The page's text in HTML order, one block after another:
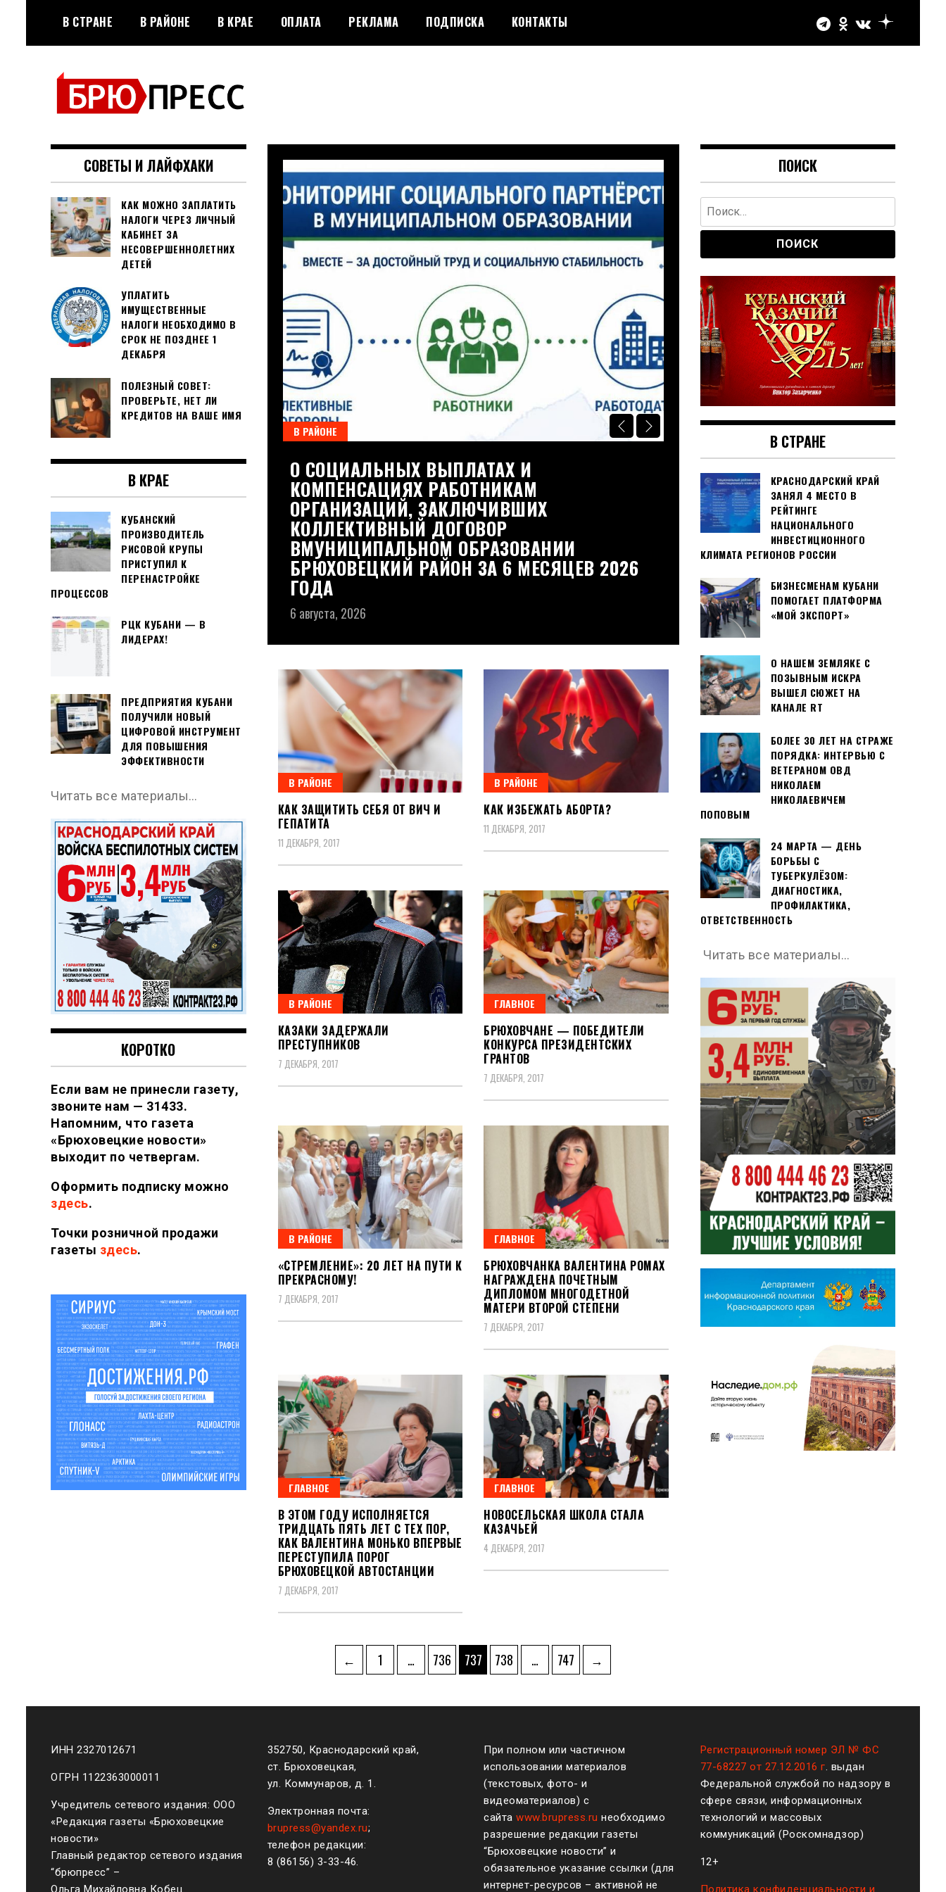
содержимому
В СТРАНЕ В РАЙОНЕ В КРАЕ ОПЛАТА РЕКЛАМА ПОДПИСКА КОНТАКТЫ
БРЮПРЕСС
Официальный сайт газеты
"Брюховецкие новости"
ГРАН-ПРИ: СТУДЕНТ
ЗАХАР ДРОНОВ ВЫШЕЛ В
КОНКУРСА
В РАЙОНЕ
О СОЦИАЛЬНЫХ ВЫПЛАТАХ И
КОМПЕНСАЦИЯХ РАБОТНИКАМ
ОРГАНИЗАЦИЙ, ЗАКЛЮЧИВШИХ
КОЛЛЕКТИВНЫЙ ДОГОВОР
ВМУНИЦИПАЛЬНОМ ОБРАЗОВАНИИ
БРЮХОВЕЦКИЙ РАЙОН ЗА 6 МЕСЯЦЕВ 2026
ГОДА
6 августа, 2026
КУБАНСКИЙ ПРОИЗВОДИТЕЛЬ
КРУПЫ ПРИСТУПИЛ К
ПРОЦЕССОВ
31 июля, 2026
Главная
В РАЙОНЕ
КАК ЗАЩИТИТЬ СЕБЯ ОТ ВИЧ И
ГЕПАТИТА
11 ДЕКАБРЯ, 2017
В РАЙОНЕ
КАК ИЗБЕЖАТЬ АБОРТА?
11 ДЕКАБРЯ, 2017
В РАЙОНЕ
КАЗАКИ ЗАДЕРЖАЛИ
ПРЕСТУПНИКОВ
7 ДЕКАБРЯ, 2017
ГЛАВНОЕ
БРЮХОВЧАНЕ — ПОБЕДИТЕЛИ
КОНКУРСА ПРЕЗИДЕНТСКИХ
ГРАНТОВ
7 ДЕКАБРЯ, 2017
В РАЙОНЕ
«СТРЕМЛЕНИЕ»: 20 ЛЕТ НА ПУТИ К
ПРЕКРАСНОМУ!
7 ДЕКАБРЯ, 2017
ГЛАВНОЕ
БРЮХОВЧАНКА ВАЛЕНТИНА РОМАХ
НАГРАЖДЕНА ПОЧЕТНЫМ
ДИПЛОМОМ МНОГОДЕТНОЙ
МАТЕРИ ВТОРОЙ СТЕПЕНИ
7 ДЕКАБРЯ, 2017
ГЛАВНОЕ
В ЭТОМ ГОДУ ИСПОЛНЯЕТСЯ
ТРИДЦАТЬ ПЯТЬ ЛЕТ С ТЕХ ПОР,
КАК ВАЛЕНТИНА МОНЬКО ВПЕРВЫЕ
ПЕРЕСТУПИЛА ПОРОГ
БРЮХОВЕЦКОЙ АВТОСТАНЦИИ
7 ДЕКАБРЯ, 2017
ГЛАВНОЕ
НОВОСЕЛЬСКАЯ ШКОЛА СТАЛА
КАЗАЧЬЕЙ
4 ДЕКАБРЯ, 2017
Навигация
записям
← Страница
1 … Страница
736 Страница
737 Страница
738 … Страница
747 →
СОВЕТЫ И ЛАЙФХАКИ
КАК МОЖНО ЗАПЛАТИТЬ
НАЛОГИ ЧЕРЕЗ ЛИЧНЫЙ
КАБИНЕТ ЗА
НЕСОВЕРШЕННОЛЕТНИХ
ДЕТЕЙ
УПЛАТИТЬ
ИМУЩЕСТВЕННЫЕ
НАЛОГИ НЕОБХОДИМО В
СРОК НЕ ПОЗДНЕЕ 1
ДЕКАБРЯ
ПОЛЕЗНЫЙ СОВЕТ:
ПРОВЕРЬТЕ, НЕТ ЛИ
КРЕДИТОВ НА ВАШЕ ИМЯ
В КРАЕ
КУБАНСКИЙ
ПРОИЗВОДИТЕЛЬ
РИСОВОЙ КРУПЫ
ПРИСТУПИЛ К
ПЕРЕНАСТРОЙКЕ
ПРОЦЕССОВ
РЦК КУБАНИ — В
ЛИДЕРАХ!
ПРЕДПРИЯТИЯ КУБАНИ
ПОЛУЧИЛИ НОВЫЙ
ЦИФРОВОЙ ИНСТРУМЕНТ
ДЛЯ ПОВЫШЕНИЯ
ЭФФЕКТИВНОСТИ
Читать все материалы…
КОРОТКО
Если вам не принесли газету,
звоните нам — 31433.
Напомним, что газета
«Брюховецкие новости»
выходит по четвергам.
Оформить подписку можно
здесь.
Точки розничной продажи
газеты здесь.
ПОИСК
Найти:
В СТРАНЕ
КРАСНОДАРСКИЙ КРАЙ
ЗАНЯЛ 4 МЕСТО В
РЕЙТИНГЕ
НАЦИОНАЛЬНОГО
ИНВЕСТИЦИОННОГО
КЛИМАТА РЕГИОНОВ РОССИИ
БИЗНЕСМЕНАМ КУБАНИ
ПОМОГАЕТ ПЛАТФОРМА
«МОЙ ЭКСПОРТ»
О НАШЕМ ЗЕМЛЯКЕ С
ПОЗЫВНЫМ ИСКРА
ВЫШЕЛ СЮЖЕТ НА
КАНАЛЕ RT
БОЛЕЕ 30 ЛЕТ НА СТРАЖЕ
ПОРЯДКА: ИНТЕРВЬЮ С
ВЕТЕРАНОМ ОВД
НИКОЛАЕМ
НИКОЛАЕВИЧЕМ
ПОПОВЫМ
24 МАРТА — ДЕНЬ
БОРЬБЫ С
ТУБЕРКУЛЁЗОМ:
ДИАГНОСТИКА,
ПРОФИЛАКТИКА,
ОТВЕТСТВЕННОСТЬ
Читать все материалы…
ИНН 2327012671
ОГРН 1122363000011
Учредитель сетевого издания: ООО
«Редакция газеты «Брюховецкие
новости»
Главный редактор сетевого издания
“брюпресс” –
Ольга Михайловна Кобец.
352750, Краснодарский край,
ст. Брюховецкая,
ул. Коммунаров, д. 1.
Электронная почта:
brupress@yandex.ru;
телефон редакции:
8 (861 56) 3-33-46.
При полном или частичном
использовании материалов
(текстовых, фото- и
видеоматериалов) с
сайта www.brupress.ru необходимо
разрешение редакции газеты
“Брюховецкие новости” и
обязательное указание ссылки (для
интернет-ресурсов – активной не
Регистрационный номер ЭЛ № ФС
77-68227 от 27.12.2016 г. выдан
Федеральной службой по надзору в
сфере связи, информационных
технологий и массовых
коммуникаций (Роскомнадзор)
12+
Политика конфиденциальности и